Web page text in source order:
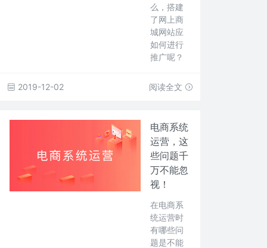
么，搭建
了网上商
城网站应
如何进行
推广呢？
2019-12-02 阅读全文
电商系统
运营，这
些问题千
万不能忽
视！
在电商系
统运营时
有哪些问
题是不能